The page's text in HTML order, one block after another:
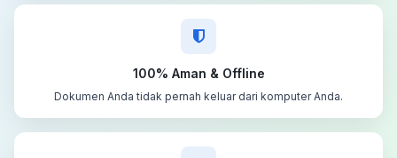
100% Aman & Offline
Dokumen Anda tidak pernah keluar dari komputer Anda.